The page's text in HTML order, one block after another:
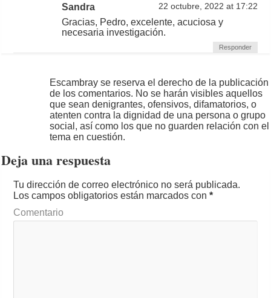
Sandra 22 octubre, 2022 at 17:22
Gracias, Pedro, excelente, acuciosa y
necesaria investigación.
Responder
Escambray se reserva el derecho de la publicación
de los comentarios. No se harán visibles aquellos
que sean denigrantes, ofensivos, difamatorios, o
atenten contra la dignidad de una persona o grupo
social, así como los que no guarden relación con el
tema en cuestión.
Deja una respuesta
Tu dirección de correo electrónico no será publicada.
Los campos obligatorios están marcados con*
Comentario